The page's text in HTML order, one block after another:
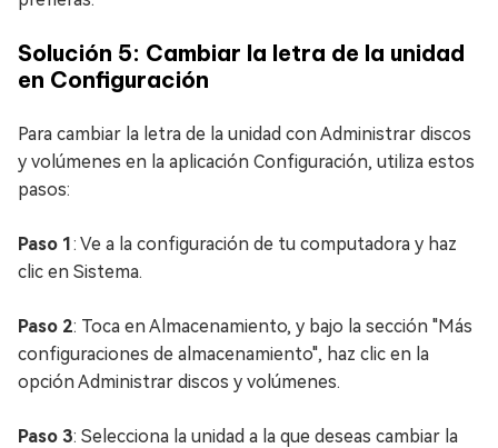
Solución 5: Cambiar la letra de la unidad
en Configuración
Para cambiar la letra de la unidad con Administrar discos
y volúmenes en la aplicación Configuración, utiliza estos
pasos:
Paso 1: Ve a la configuración de tu computadora y haz
clic en Sistema.
Paso 2: Toca en Almacenamiento, y bajo la sección "Más
configuraciones de almacenamiento", haz clic en la
opción Administrar discos y volúmenes.
Paso 3: Selecciona la unidad a la que deseas cambiar la